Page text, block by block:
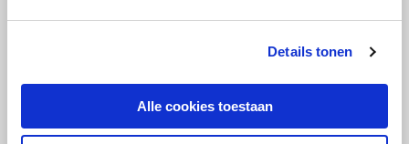
Details tonen
Alle cookies toestaan